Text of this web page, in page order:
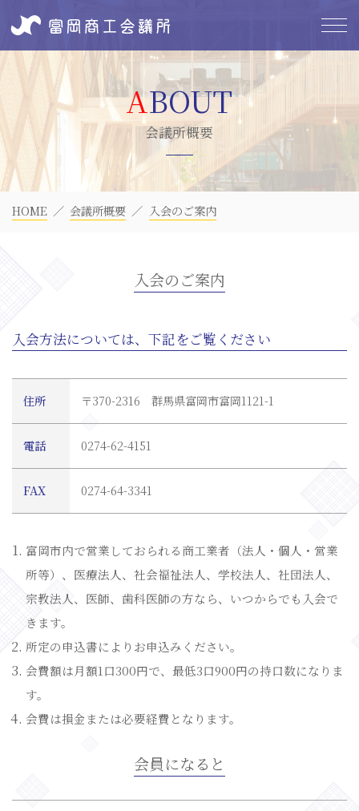
会議所概要
HOME 会議所概要 入会のご案内
入会のご案内
入会方法については、下記をご覧ください
住所 〒370-2316 群馬県富岡市富岡1121-1
電話 0274-62-4151
FAX 0274-64-3341
富岡市内で営業しておられる商工業者（法人・個人・営業
所等）、医療法人、社会福祉法人、学校法人、社団法人、
宗教法人、医師、歯科医師の方なら、いつからでも入会で
きます。
所定の申込書によりお申込みください。
会費額は月額1口300円で、最低3口900円の持口数になりま
す。
会費は損金または必要経費となります。
会員になると